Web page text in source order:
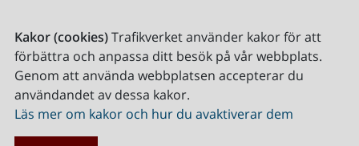
Kakor (cookies)Trafikverket använder kakor för att
förbättra och anpassa ditt besök på vår webbplats.
Genom att använda webbplatsen accepterar du
användandet av dessa kakor.
Läs mer om kakor och hur du avaktiverar dem